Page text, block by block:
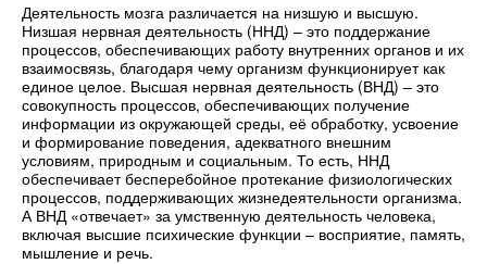
Деятельность мозга различается на низшую и высшую.
Низшая нервная деятельность (ННД) – это поддержание
процессов, обеспечивающих работу внутренних органов и их
взаимосвязь, благодаря чему организм функционирует как
единое целое. Высшая нервная деятельность (ВНД) – это
совокупность процессов, обеспечивающих получение
информации из окружающей среды, её обработку, усвоение
и формирование поведения, адекватного внешним
условиям, природным и социальным. То есть, ННД
обеспечивает бесперебойное протекание физиологических
процессов, поддерживающих жизнедеятельности организма.
А ВНД «отвечает» за умственную деятельность человека,
включая высшие психические функции – восприятие, память,
мышление и речь.